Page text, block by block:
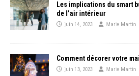
Les implications du smart
de l’air intérieur
juin 14, 2023 Marie Martin
Comment décorer votre
juin 13, 2023 Marie Martin